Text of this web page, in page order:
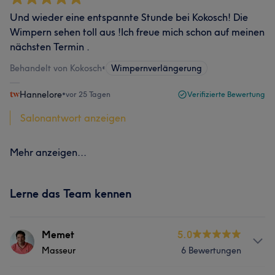
Und wieder eine entspannte Stunde bei Kokosch! Die
Wimpern sehen toll aus !Ich freue mich schon auf meinen
nächsten Termin .
Behandelt von Kokosch• Wimpernverlängerung
Hannelore•vor 25 Tagen Verifizierte Bewertung
Salonantwort anzeigen
Mehr anzeigen...
Lerne das Team kennen
Memet
Masseur
5.0
6 Bewertungen